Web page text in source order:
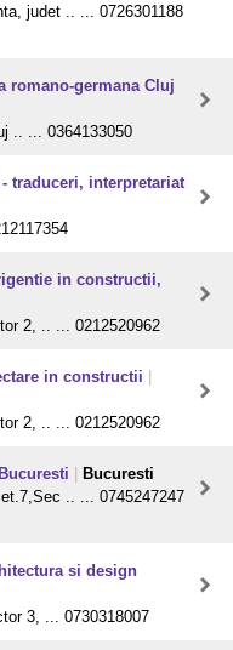
judet .. ... 0726301188
romano-germana Cluj
.. ... 0364133050
traduceri, interpretariat
in constructii,
2, .. ... 0212520962
in constructii
2, .. ... 0212520962
Bucuresti
.. ... 0745247247
si design
3, ... 0730318007